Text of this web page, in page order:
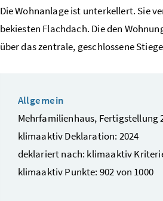
Die Wohnanlage ist unterkellert. Sie
bekiesten Flachdach. Die den
über das zentrale, geschlossene
Allgemein
Mehrfamilienhaus, Fertigstellung
klimaaktiv Deklaration: 2024
deklariert nach: klimaaktiv
klimaaktiv Punkte: 902 von 1000